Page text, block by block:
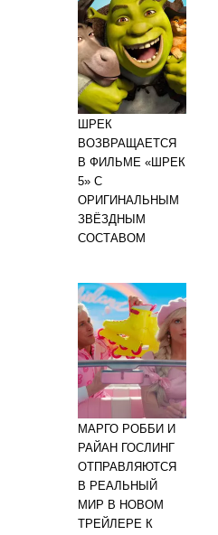
ШРЕК
ВОЗВРАЩАЕТСЯ
В ФИЛЬМЕ «ШРЕК
5» С
ОРИГИНАЛЬНЫМ
ЗВЁЗДНЫМ
СОСТАВОМ
МАРГО РОББИ И
РАЙАН ГОСЛИНГ
ОТПРАВЛЯЮТСЯ
В РЕАЛЬНЫЙ
МИР В НОВОМ
ТРЕЙЛЕРЕ К